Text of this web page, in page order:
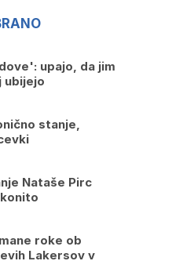
upajo, da jim
ubijejo
stanje,
Nataše Pirc
roke ob
Lakersov v